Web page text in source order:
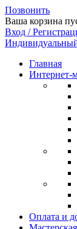
Позвонить
Ваша корзина
Вход /
Индивидуальный
Главная
Интернет-
Оплата и